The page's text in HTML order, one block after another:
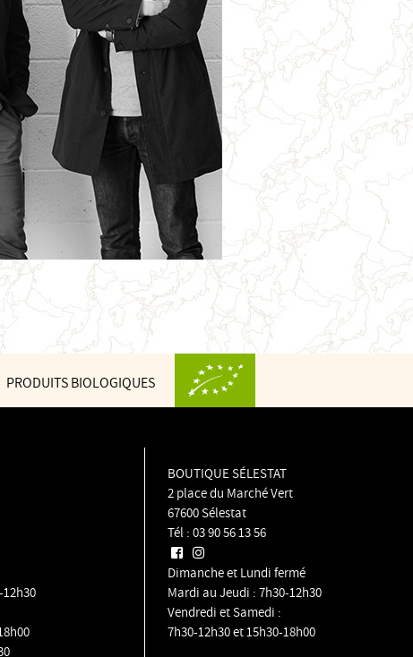
PRODUITS BIOLOGIQUES
BOUTIQUE SÉLESTAT
2 place du Marché Vert
67600 Sélestat
Tél : 03 90 56 13 56
Dimanche et Lundi fermé
Mardi au Jeudi : 7h30-12h30
Vendredi et Samedi :
7h30-12h30 et 15h30-18h00